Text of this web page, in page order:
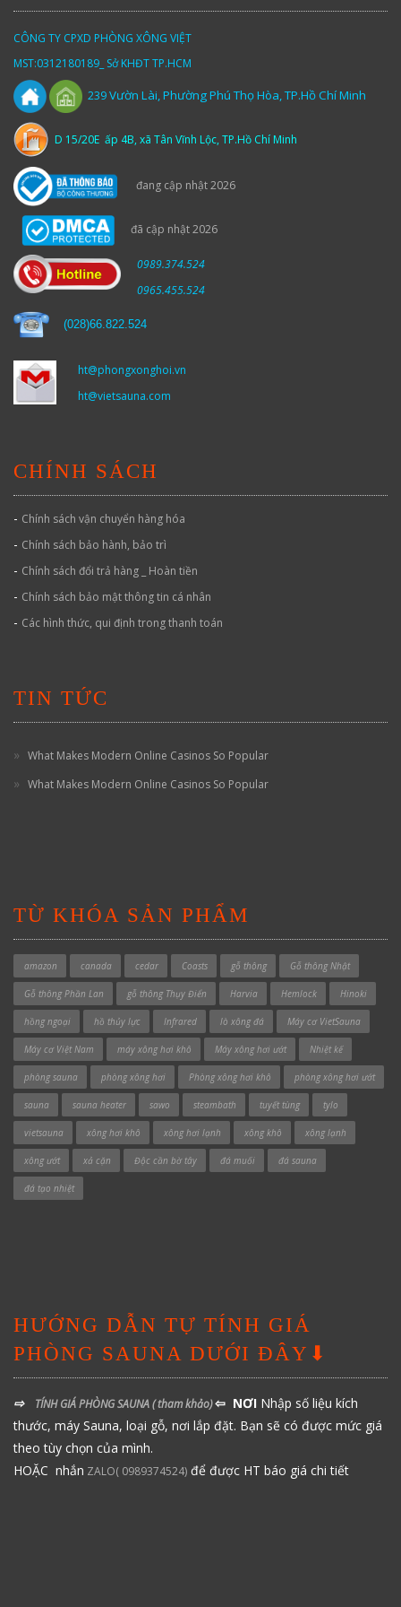
CÔNG TY CPXD PHÒNG XÔNG VIỆT
MST:0312180189_ Sở KHĐT TP.HCM
239Vườn Lài,Phường Phú Thọ Hòa, TP.Hồ Chí Minh
D 15/20E ấp 4B, xã Tân Vĩnh Lộc, TP.Hồ Chí Minh
đang cập nhật 2026
đã cập nhật 2026
0989.374.524
0965.455.524
(028)66.822.524
ht@phongxonghoi.vn
ht@vietsauna.com
CHÍNH SÁCH
- Chính sách vận chuyển hàng hóa
- Chính sách bảo hành, bảo trì
- Chính sách đổi trả hàng _ Hoàn tiền
- Chính sách bảo mật thông tin cá nhân
- Các hình thức, qui định trong thanh toán
TIN TỨC
What Makes Modern Online Casinos So Popular
What Makes Modern Online Casinos So Popular
TỪ KHÓA SẢN PHẨM
amazon canada cedar Coasts gỗ thông Gỗ thông Nhật
Gỗ thông Phần Lan gỗ thông Thụy Điển Harvia Hemlock Hinoki
hồng ngoại hồ thủy lực Infrared lò xông đá Máy cơ VietSauna
Máy cơ Việt Nam máy xông hơi khô Máy xông hơi ướt Nhiệt kế
phòng sauna phòng xông hơi Phòng xông hơi khô phòng xông hơi ướt
sauna sauna heater sawo steambath tuyết tùng tylo
vietsauna xông hơi khô xông hơi lạnh xông khô xông lạnh
xông ướt xả cặn Độc cần bờ tây đá muối đá sauna
đá tạo nhiệt
HƯỚNG DẪN TỰ TÍNH GIÁ
PHÒNG SAUNA DƯỚI ĐÂY⬇
⇨ TÍNH GIÁ PHÒNG SAUNA( tham khảo)⇦ NƠI Nhập số liệu kích
thước, máy Sauna, loại gỗ, nơi lắp đặt. Bạn sẽ có được mức giá
theo tùy chọn của mình.
HOẶC nhắn ZALO( 0989374524) để được HT báo giá chi tiết